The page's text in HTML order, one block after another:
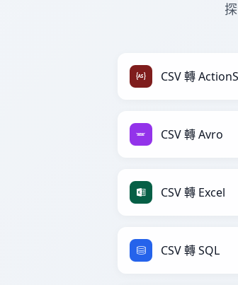
CSV 轉
CSV 轉 Avro
CSV 轉 Excel
CSV 轉 SQL